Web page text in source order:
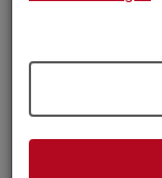
ten wir Ihre
den sind. Bitte
wei­se zu ggf.